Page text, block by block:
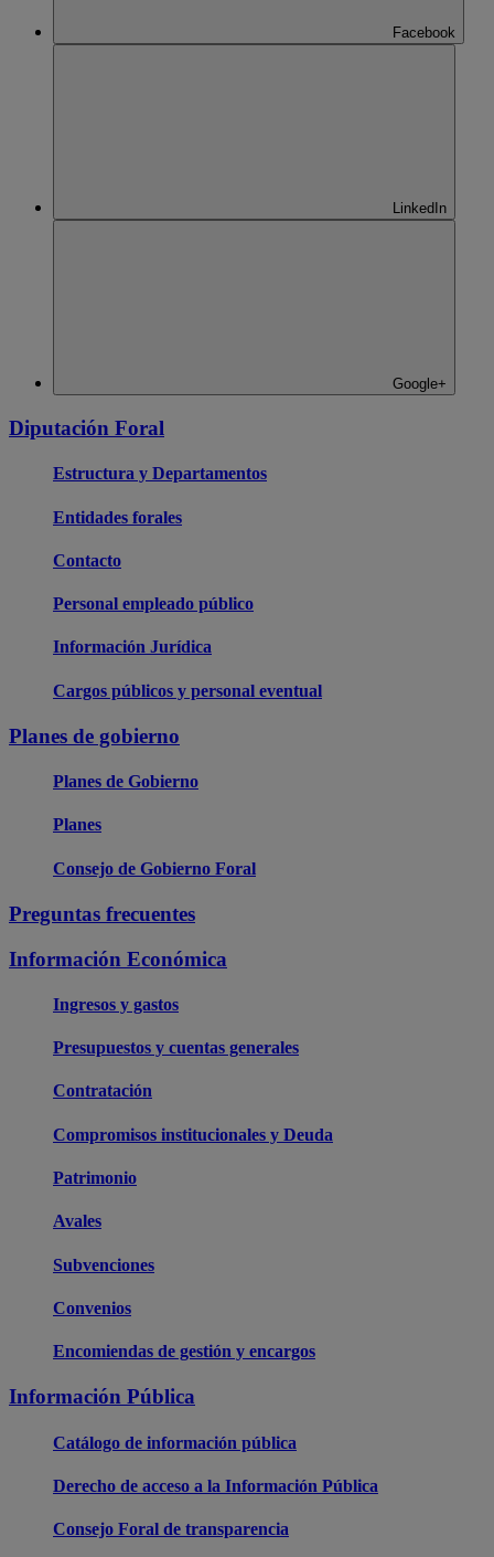
Facebook
LinkedIn
Google+
Diputación Foral
Estructura y Departamentos
Entidades forales
Contacto
Personal empleado público
Información Jurídica
Cargos públicos y personal eventual
Planes de gobierno
Planes de Gobierno
Planes
Consejo de Gobierno Foral
Preguntas frecuentes
Información Económica
Ingresos y gastos
Presupuestos y cuentas generales
Contratación
Compromisos institucionales y Deuda
Patrimonio
Avales
Subvenciones
Convenios
Encomiendas de gestión y encargos
Información Pública
Catálogo de información pública
Derecho de acceso a la Información Pública
Consejo Foral de transparencia